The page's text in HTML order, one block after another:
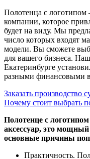
Полотенца с
компании, которое
будет на виду. Мы
число которых входят
модели. Вы сможете
для вашего бизнеса.
Екатеринбурге
разными финансовыми
Заказать производство
Почему стоит выбрать
Полотенце с
аксессуар, это
основные причины
Практичность.